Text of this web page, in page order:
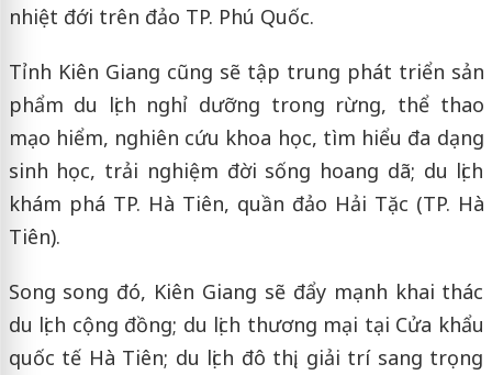
nhiệt đới trên đảo TP. Phú Quốc.
Tỉnh Kiên Giang cũng sẽ tập trung phát triển sản
phẩm du lịch nghỉ dưỡng trong rừng, thể thao
mạo hiểm, nghiên cứu khoa học, tìm hiểu đa dạng
sinh học, trải nghiệm đời sống hoang dã; du lịch
khám phá TP. Hà Tiên, quần đảo Hải Tặc (TP. Hà
Tiên).
Song song đó, Kiên Giang sẽ đẩy mạnh khai thác
du lịch cộng đồng; du lịch thương mại tại Cửa khẩu
quốc tế Hà Tiên; du lịch đô thị, giải trí sang trọng